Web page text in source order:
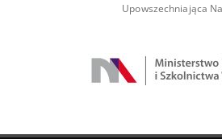
Upowszechniająca